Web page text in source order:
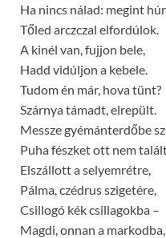
Ha nincs nálad: megint
Tőled arczczal elfordúlok.
A kinél van, fujjon bele,
Hadd vidúljon a kebele.
Tudom én már, hova tünt?
Szárnya támadt, elrepült.
Messze gyémánterdőbe
Puha fészket ott nem
Elszállott a selyemrétre,
Pálma, czédrus szigetére,
Csillogó kék csillagokba –
Magdi, onnan a markodba,